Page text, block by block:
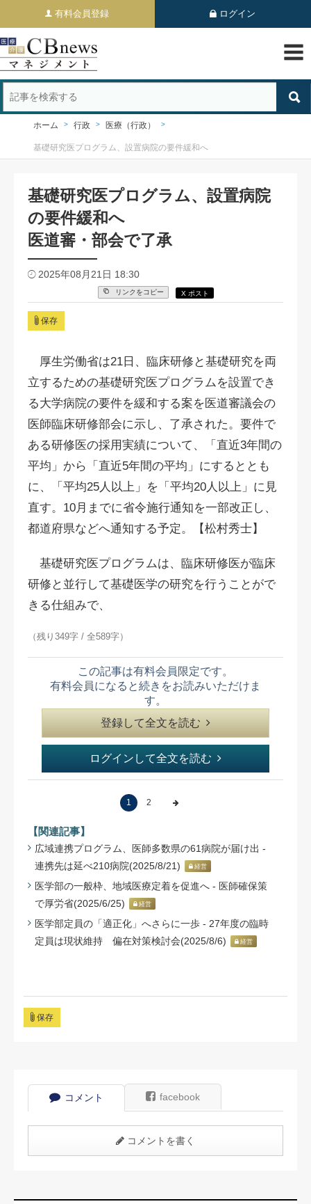
有料会員登録 ログイン
ホーム 行政 医療（行政）
基礎研究医プログラム、設置病院の要件緩和へ
基礎研究医プログラム、設置病院
の要件緩和へ
医道審・部会で了承
2025年08月21日 18:30
リンクをコピー X ポスト
保存
厚生労働省は21日、臨床研修と基礎研究を両
立するための基礎研究医プログラムを設置でき
る大学病院の要件を緩和する案を医道審議会の
医師臨床研修部会に示し、了承された。要件で
ある研修医の採用実績について、「直近3年間の
平均」から「直近5年間の平均」にするととも
に、「平均25人以上」を「平均20人以上」に見
直す。10月までに省令施行通知を一部改正し、
都道府県などへ通知する予定。【松村秀士】
基礎研究医プログラムは、臨床研修医が臨床
研修と並行して基礎医学の研究を行うことがで
きる仕組みで、
（残り349字 / 全589字）
この記事は有料会員限定です。
有料会員になると続きをお読みいただけま
す。
登録して全文を読む
ログインして全文を読む
1 2
【関連記事】
広域連携プログラム、医師多数県の61病院が届け出 -
連携先は延べ210病院(2025/8/21)
経営
医学部の一般枠、地域医療定着を促進へ - 医師確保策
で厚労省(2025/6/25)
経営
医学部定員の「適正化」へさらに一歩 - 27年度の臨時
定員は現状維持 偏在対策検討会(2025/8/6)
経営
保存
コメント facebook
コメントを書く